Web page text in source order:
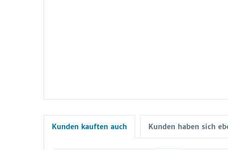
Kunden kauften auch Kunden haben sich